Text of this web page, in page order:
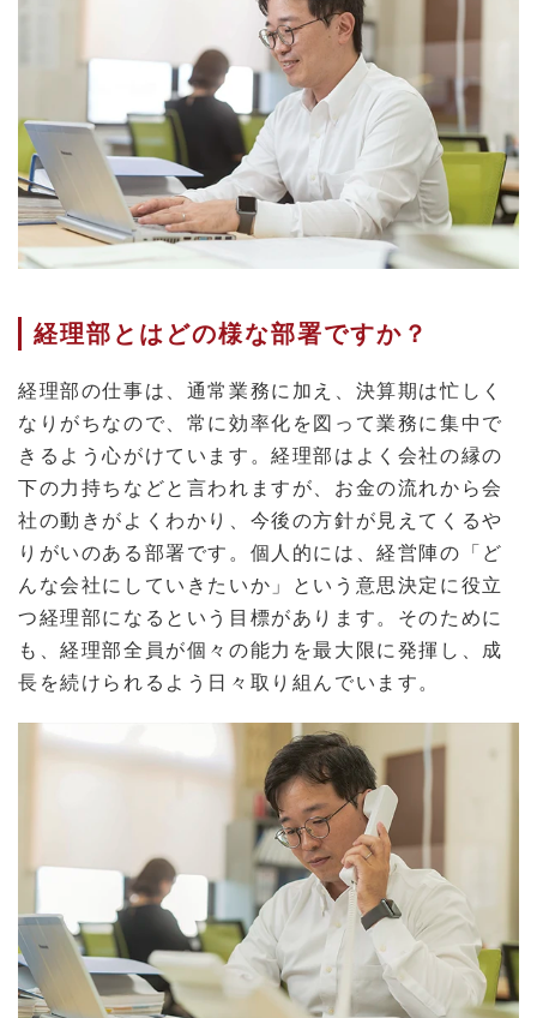
経理部とはどの様な部署ですか？
経理部の仕事は、通常業務に加え、決算期は忙しく
なりがちなので、常に効率化を図って業務に集中で
きるよう心がけています。経理部はよく会社の縁の
下の力持ちなどと言われますが、お金の流れから会
社の動きがよくわかり、今後の方針が見えてくるや
りがいのある部署です。個人的には、経営陣の「ど
んな会社にしていきたいか」という意思決定に役立
つ経理部になるという目標があります。そのために
も、経理部全員が個々の能力を最大限に発揮し、成
長を続けられるよう日々取り組んでいます。